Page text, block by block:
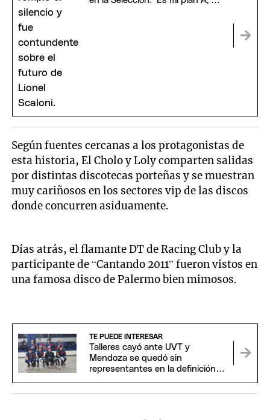
Según fuentes cercanas a los protagonistas de
esta historia, El Cholo y Loly comparten salidas
por distintas discotecas porteñas y se muestran
muy cariñosos en los sectores vip de las discos
donde concurren asiduamente.
Días atrás, el flamante DT de Racing Club y la
participante de “Cantando 2011” fueron vistos en
una famosa disco de Palermo bien mimosos.
TE PUEDE INTERESAR
Talleres cayó ante UVT y
Mendoza se quedó sin
representantes en la definición